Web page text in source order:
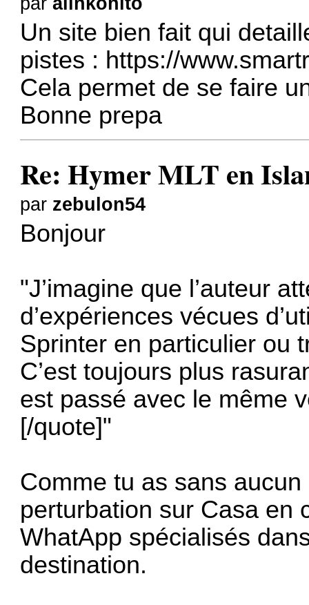
Un site bien fait qui
pistes : https://
Cela permet de se faire
Bonne prepa
Re: Hymer MLT en
par zebulon54
Bonjour
"J’imagine que l’auteur
d’expériences vécues
Sprinter en particulier ou
C’est toujours plus
est passé avec le même
[/quote]"
Comme tu as sans
perturbation sur Casa en
WhatApp spécialisés
destination.